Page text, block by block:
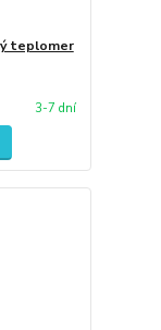
teplomer
3-7 dní